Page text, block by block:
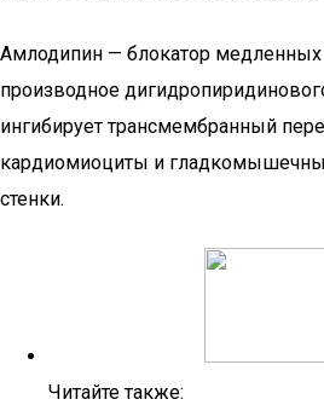
Амлодипин — блокатор
производное
ингибирует трансмембранный
кардиомиоциты и
стенки.
Читайте также: